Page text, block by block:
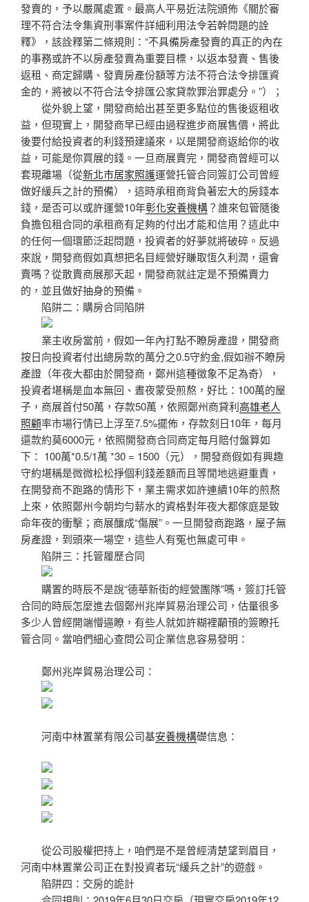
發賣的，予以嚴厲處置。最高人平易近法院頒佈《關於審
理不符合法令集資刑事案件詳細利用法令若幹問題的詮
釋》，該詮釋第二條規則：“不具備房產發賣的真正的內在
的事務或許不以房產發賣為重要目標，以返本發賣、售後
返租、商定歸購、發賣房產份額等方法不符合法令排匯資
金的，將被以不符合法令排匯公家貸款罪治罪處分。”）；
從外貌上望，開發商給出甚至更多點位的售後返租收
益，但現實上，開發商早已經由過程進步商展售價，將此
後要付給投資者的利錢預建議來，以是開發商返給你的收
益，可能是你買展的錢。一旦商展賣完，開發商曾經可以
套現離場（從新北市居家照護運營托管合同簽訂公司曾經
做好緩兵之計的預備），這時承租商背負著宏大的房錢本
錢，是否可以或許運營10年彰化安養機構？誰來包管隨後
負擔包租合同的承租商有足夠的付出才能和信用？這此中
的任何一個環節泛起問題，投資者的好夢就將破碎。反過
來說，開發商假如真想把名目經營好賺取恆久利潤，還會
賣嗎？從散賣商展那天起，開發商就註定是不預備賣力
的，並且做好抽身的預備。
陷阱二：購房合同陷阱
業主收房當前，假如一年內打點不瞭房產證，開發商
按日向投資者付出總房款的萬分之0.5守約金,假如辦不瞭房
產證（年夜大都由於開發商，鄭州這種徵象不足為奇），
投資者堪稱是血本無回、晝夜蒙受煎熬，好比：100萬的屋
子，商展首付50萬，存款50萬，依照鄭州商貸利高雄老人
照顧率市場行情已上浮至7.5%擺佈，存款刻日10年，每月
還款約莫6000元，依照開發商合同商定每月賠付盤算如
下： 100萬*0.5/1萬 *30 = 1500（元），開發商假如有興趣
守約堪稱是微微松松掙個利錢差額而且等閒地逃避重責，
在開發商不跑路的情形下，業主需求如許連續10年的煎熬
上來，依照鄭州今朝均勻薪水的資格對年夜大都傢庭是致
命年夜的衝擊；商展釀成“傷展”。一旦開發商跑路，屋子無
房產證，到頭來一場空，這些人有冤也無處可申。
陷阱三：托管履歷合同
購置的時辰不是說“德華新街的經營團隊”嗎，簽訂托管
合同的時辰怎麼進去個鄭州兆岸貿易治理公司，估量很多
多少人曾經開端懵逼瞭，有些人就如許糊裡顢頇的簽瞭托
管合同。當咱們細心查問公司企業信息容易發明：
鄭州兆岸貿易治理公司：
河南中林置業有限公司基安養機構礎信息：
從公司股權把持上，咱們是不是曾經清楚望到眉目，
河南中林置業公司正在對投資者玩“緩兵之計”的遊戲。
陷阱四：交房的詭計